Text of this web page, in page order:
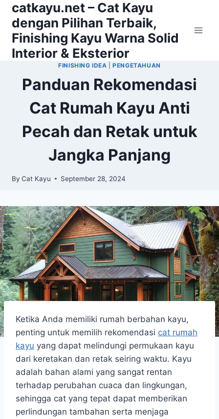
Skip
content
catkayu.net – Cat Kayu
dengan Pilihan Terbaik,
Finishing Kayu Warna Solid
Interior & Eksterior
FINISHING IDEA |PENGETAHUAN
Panduan Rekomendasi
Cat Rumah Kayu Anti
Pecah dan Retak untuk
Jangka Panjang
By Cat Kayu September 28, 2024
Ketika Anda memiliki rumah berbahan kayu,
penting untuk memilih rekomendasi cat rumah
kayu yang dapat melindungi permukaan kayu
dari keretakan dan retak seiring waktu. Kayu
adalah bahan alami yang sangat rentan
terhadap perubahan cuaca dan lingkungan,
sehingga cat yang tepat dapat memberikan
perlindungan tambahan serta menjaga